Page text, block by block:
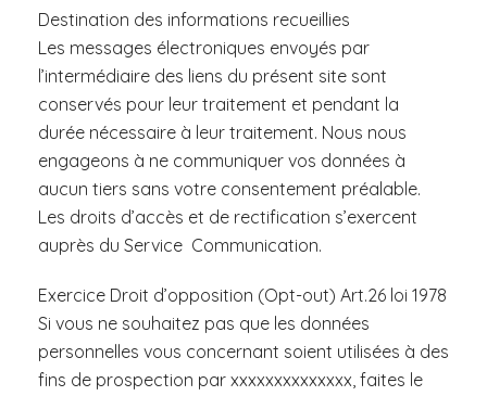
Destination des informations recueillies
Les messages électroniques envoyés par
l’intermédiaire des liens du présent site sont
conservés pour leur traitement et pendant la
durée nécessaire à leur traitement. Nous nous
engageons à ne communiquer vos données à
aucun tiers sans votre consentement préalable.
Les droits d’accès et de rectification s’exercent
auprès du Service Communication.
Exercice Droit d’opposition (Opt-out) Art.26 loi 1978
Si vous ne souhaitez pas que les données
personnelles vous concernant soient utilisées à des
fins de prospection par xxxxxxxxxxxxxx, faites le